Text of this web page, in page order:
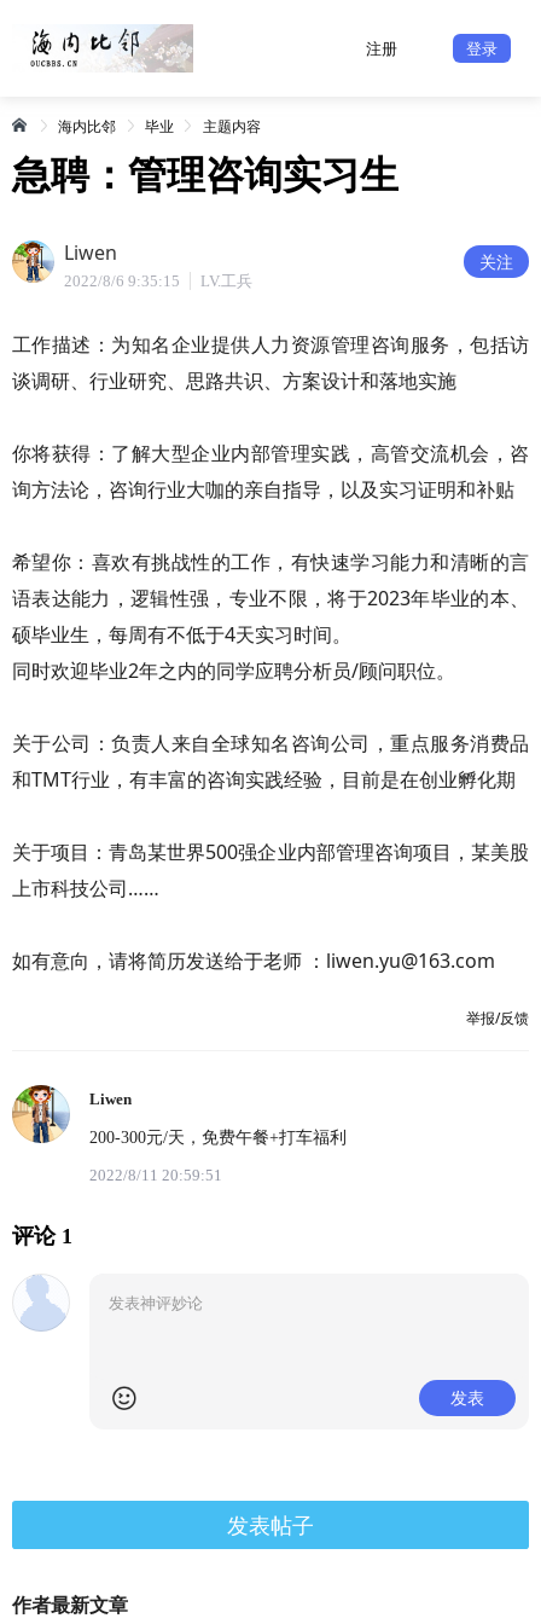
注册 登录
海内比邻 毕业 主题内容
急聘：管理咨询实习生
Liwen
2022/8/6 9:35:15 LV.工兵
关注
工作描述：为知名企业提供人力资源管理咨询服务，包括访
谈调研、行业研究、思路共识、方案设计和落地实施
你将获得：了解大型企业内部管理实践，高管交流机会，咨
询方法论，咨询行业大咖的亲自指导，以及实习证明和补贴
希望你：喜欢有挑战性的工作，有快速学习能力和清晰的言
语表达能力，逻辑性强，专业不限，将于2023年毕业的本、
硕毕业生，每周有不低于4天实习时间。
同时欢迎毕业2年之内的同学应聘分析员/顾问职位。
关于公司：负责人来自全球知名咨询公司，重点服务消费品
和TMT行业，有丰富的咨询实践经验，目前是在创业孵化期
关于项目：青岛某世界500强企业内部管理咨询项目，某美股
上市科技公司……
如有意向，请将简历发送给于老师 ：liwen.yu@163.com
举报/反馈
Liwen
200-300元/天，免费午餐+打车福利
2022/8/11 20:59:51
评论 1
发表
发表帖子
作者最新文章